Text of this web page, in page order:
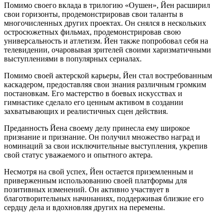
Помимо своего вклада в трилогию «Оушен», Йен расширил
свои горизонты, продемонстрировав свои таланты в
многочисленных других проектах. Он снялся в нескольких
остросюжетных фильмах, продемонстрировав свою
универсальность и атлетизм. Йен также попробовал себя на
телевидении, очаровывая зрителей своими харизматичными
выступлениями в популярных сериалах.
Помимо своей актерской карьеры, Йен стал востребованным
каскадером, предоставляя свои знания различным громким
постановкам. Его мастерство в боевых искусствах и
гимнастике сделало его ценным активом в создании
захватывающих и реалистичных сцен действия.
Преданность Йена своему делу принесла ему широкое
признание и признание. Он получил множество наград и
номинаций за свои исключительные выступления, укрепив
свой статус уважаемого и опытного актера.
Несмотря на свой успех, Йен остается приземленным и
приверженным использованию своей платформы для
позитивных изменений. Он активно участвует в
благотворительных начинаниях, поддерживая близкие его
сердцу дела и вдохновляя других на перемены.